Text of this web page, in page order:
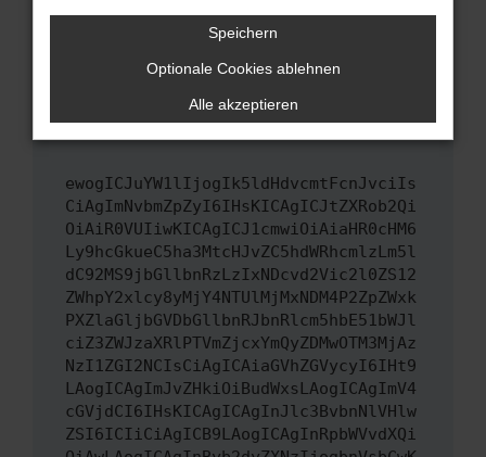
Wende dich an den Webseitenbetreiber.
Wenn du alle oben genannten Schritte versucht
hast, kontaktiere uns bitte. Wir werden
versuchen, das Problem zu beheben. Du kannst
uns diesen Text schicken, um uns bei der
ewogICJuYW1lIjogIk5ldHdvcmtFcnJvciIs
CiAgImNvbmZpZyI6IHsKICAgICJtZXRob2Qi
OiAiR0VUIiwKICAgICJ1cmwiOiAiaHR0cHM6
Ly9hcGkueC5ha3MtcHJvZC5hdWRhcmlzLm5l
dC92MS9jbGllbnRzLzIxNDcvd2Vic2l0ZS12
ZWhpY2xlcy8yMjY4NTUlMjMxNDM4P2ZpZWxk
PXZlaGljbGVDbGllbnRJbnRlcm5hbE51bWJl
ciZ3ZWJzaXRlPTVmZjcxYmQyZDMwOTM3MjAz
NzI1ZGI2NCIsCiAgICAiaGVhZGVycyI6IHt9
LAogICAgImJvZHkiOiBudWxsLAogICAgImV4
cGVjdCI6IHsKICAgICAgInJlc3BvbnNlVHlw
ZSI6ICIiCiAgICB9LAogICAgInRpbWVvdXQi
Speichern
Optionale Cookies ablehnen
Alle akzeptieren